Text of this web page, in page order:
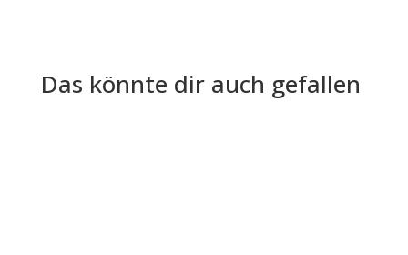
Das könnte dir auch gefallen